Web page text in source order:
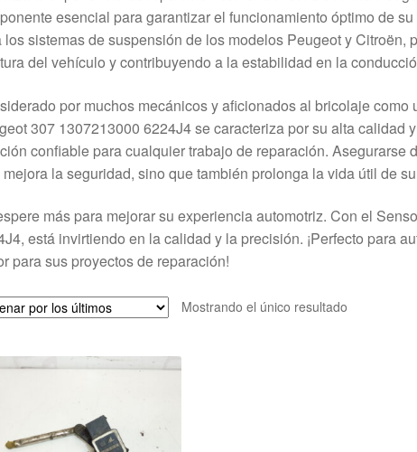
esencial para garantizar el funcionamiento óptimo de
los sistemas de suspensión de los modelos Peugeot y Citroën,
del vehículo y contribuyendo a la estabilidad en la
por muchos mecánicos y aficionados al bricolaje
307 1307213000 6224J4 se caracteriza por su alta calidad
confiable para cualquier trabajo de reparación. Asegurarse
la seguridad, sino que también prolonga la vida útil de
más para mejorar su experiencia automotriz. Con el
está invirtiendo en la calidad y la precisión. ¡Perfecto para
para sus proyectos de reparación!
Mostrando el único resultado